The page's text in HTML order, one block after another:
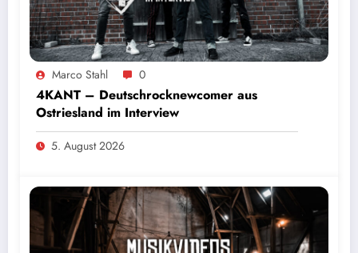
Marco Stahl 0
4KANT – Deutschrocknewcomer aus
Ostriesland im Interview
5. August 2026